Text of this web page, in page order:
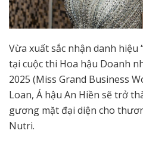
Vừa xuất sắc nhận danh
tại cuộc thi Hoa hậu Doanh
2025 (Miss Grand Business
Loan, Á hậu An Hiền sẽ trở
gương mặt đại diện cho
Nutri.